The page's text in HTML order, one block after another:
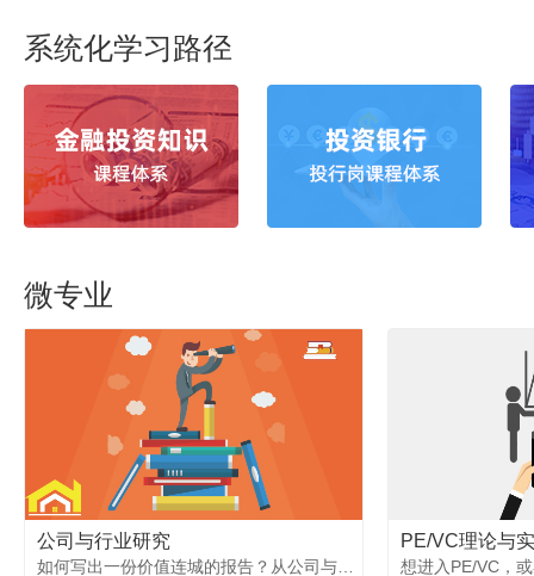
系统化学习路径
微专业
公司与行业研究 PE/VC理论与